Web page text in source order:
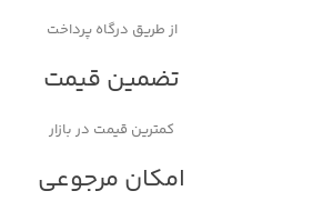
از طریق درگاه پرداخت
تضمین قیمت
کمترین قیمت در بازار
امکان مرجوعي